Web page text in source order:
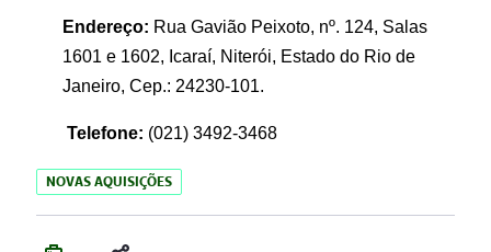
Endereço: Rua Gavião Peixoto, nº. 124, Salas
1601 e 1602, Icaraí, Niterói, Estado do Rio de
Janeiro, Cep.: 24230-101.
Telefone: (021) 3492-3468
NOVAS AQUISIÇÕES